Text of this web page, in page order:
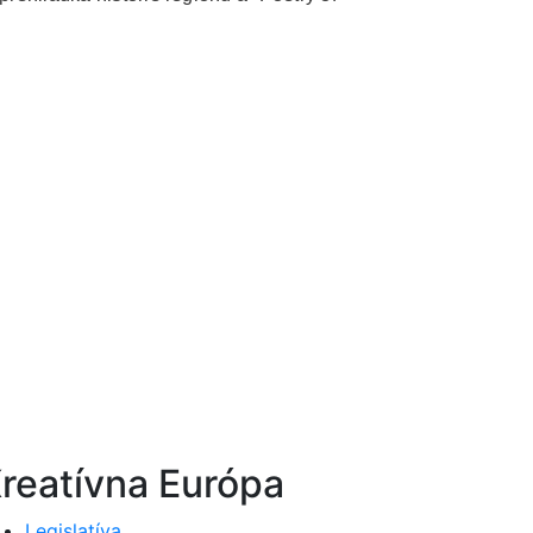
Európa